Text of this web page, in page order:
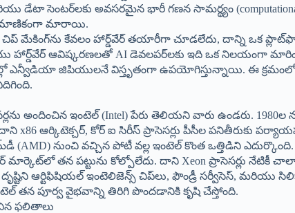
డేటా సెంటర్‌లకు అవసరమైన భారీ గణన సామర్థ్యం
మారాయి.
మేకింగ్‌ను కేవలం హార్డ్‌వేర్ తయారీగా చూడలేదు, దాన్ని ఒక
హార్డ్‌వేర్ ఆవిష్కరణలతో AI డెవలపర్‌లకు ఇది ఒక నిలయంగా
ఎన్వీడియా జిపియులనే విస్తృతంగా ఉపయోగిస్తున్నాయి. ఈ
అందించిన ఇంటెల్ (Intel) పేరు తెలియని వారు ఉండరు. 1980ల
x86 ఆర్కిటెక్చర్, కోర్ ఐ సిరీస్ ప్రాసెసర్లు పీసీల పనితీరుకు
నుంచి వచ్చిన పోటీ వల్ల ఇంటెల్ కొంత ఒత్తిడిని ఎదుర్కొంది.
తన పట్టును కోల్పోలేదు. దాని Xeon ప్రాసెసర్లు నేటికీ చాలా
ఆర్టిఫిషియల్ ఇంటెలిజెన్స్ చిప్‌లు, ఫౌండ్రీ సర్వీసెస్‌, మరియు
తన పూర్వ వైభవాన్ని తిరిగి పొందడానికి కృషి చేస్తోంది.
ఫలితాలు